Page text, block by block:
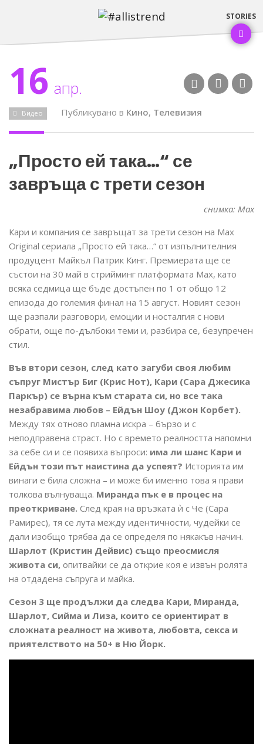
16 апр.
Видео Публикувано в Кино, Телевизия
„Просто ей така…“ се
завръща с трети сезон
снимка: Max
Кари и компания се завръщат за трети сезон на Max
Original сериала „Просто ей така…“ от изпълнителния
продуцент Майкъл Патрик Кинг. Премиерата ще се
състои на 30 май в стрийминг платформата Max, като
всяка седмица ще бъде достъпен по 1 от общо 12
епизода до големия финал на 15 август. Новият сезон
ще разпали разговори, емоции и носталгия с нови
обрати, още по-дълбоки теми и, разбира се, безупречен
стил.
Във втори сезон, след като загуби своя любим
съпруг Мистър Биг (Крис Нот), Кари (Сара Джесика
Паркър) се върна към старата си, но все така
незабравима любов – Ейдън Шоу (Джон Корбет).
Между тях отново пламна искра – бързо и с
неподправена страст. Но с времето реалността напомни
за себе си и се появиха въпроси: има ли шанс Кари и
Ейдън този път наистина да успеят? Историята им
винаги е била сложна – и може би именно това я прави
толкова вълнуваща. Миранда пък е в процес на
преоткриване. След края на връзката ѝ с Че (Сара
Рамирес), тя се лута между идентичности, чудейки се
дали изобщо трябва да се определя по някакъв начин.
Шарлот (Кристин Дейвис) също преосмисля
живота си, опитвайки се да открие коя е извън ролята
на отдадена съпруга и майка.
Сезон 3 ще продължи да следва Кари, Миранда,
Шарлот, Сийма и Лиза, които се ориентират в
сложната реалност на живота, любовта, секса и
приятелството на 50+ в Ню Йорк.